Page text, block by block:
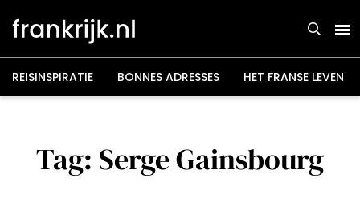
naar
inhoud
REISINSPIRATIE BONNES ADRESSES HET FRANSE LEVEN
Tag: Serge Gainsbourg